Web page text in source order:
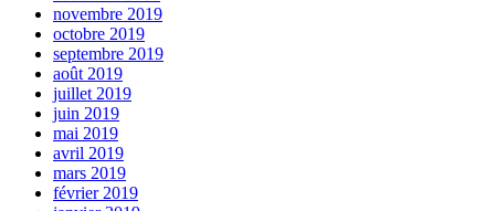
novembre 2019
octobre 2019
septembre 2019
août 2019
juillet 2019
juin 2019
mai 2019
avril 2019
mars 2019
février 2019